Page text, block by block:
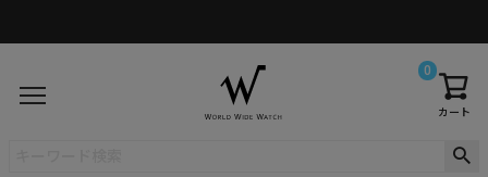
カート
0